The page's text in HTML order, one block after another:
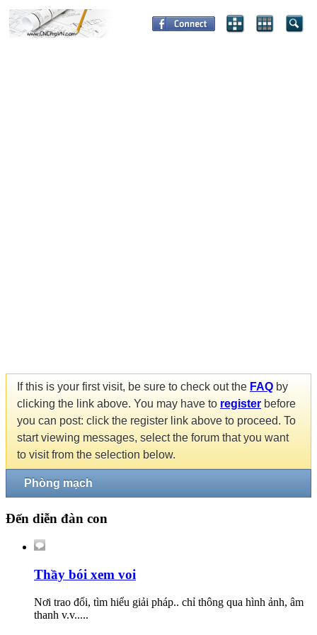
If this is your first visit, be sure to check out the FAQ by
clicking the link above. You may have to register before
you can post: click the register link above to proceed. To
start viewing messages, select the forum that you want
to visit from the selection below.
Phòng mạch
Đến diễn đàn con
Thầy bói xem voi
Nơi trao đổi, tìm hiểu giải pháp.. chỉ thông qua hình ảnh, âm
thanh v.v.....